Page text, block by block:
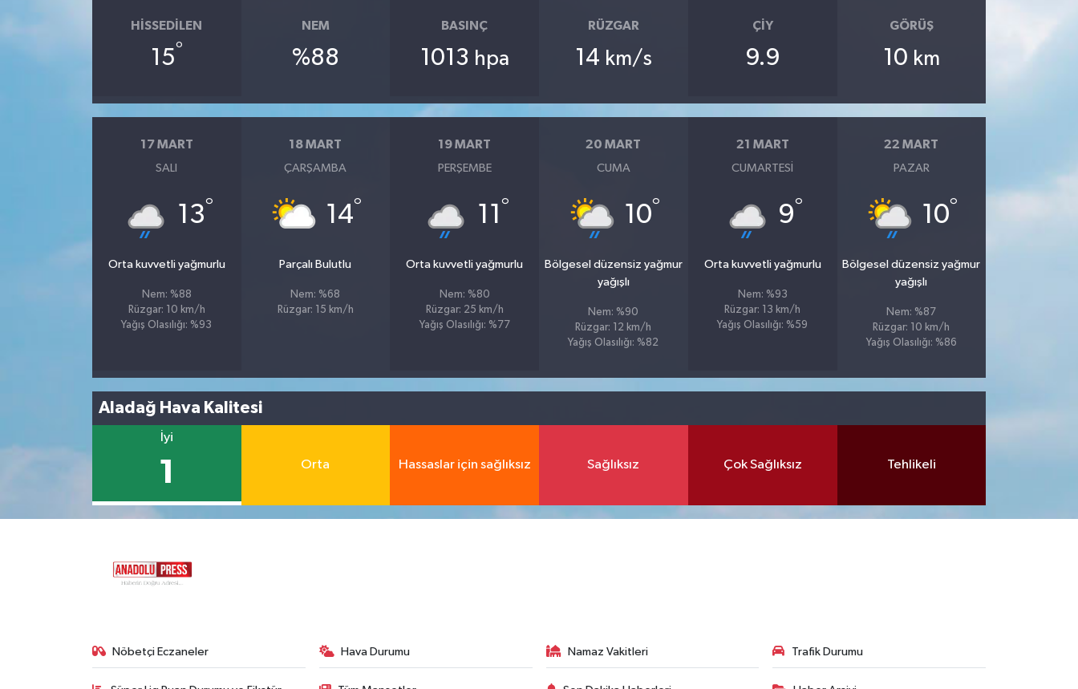
HISSEDILEN
15°
NEM
%88
BASINÇ
1013 hpa
RÜZGAR
14 km/s
ÇIY
9.9
GÖRÜŞ
10 km
17 MART
SALI
13°
Orta kuvvetli yağmurlu
Nem: %88
Rüzgar: 10 km/h
Yağış Olasılığı: %93
18 MART
ÇARŞAMBA
14°
Parçalı Bulutlu
Nem: %68
Rüzgar: 15 km/h
19 MART
PERŞEMBE
11 °
Orta kuvvetli yağmurlu
Nem: %80
Rüzgar: 25 km/h
Yağış Olasılığı: %77
20 MART
CUMA
10°
Bölgesel düzensiz yağmur
yağışlı
Nem: %90
Rüzgar: 12 km/h
Yağış Olasılığı: %82
21 MART
CUMARTESI
9°
Orta kuvvetli yağmurlu
Nem: %93
Rüzgar: 13 km/h
Yağış Olasılığı: %59
22 MART
PAZAR
10°
Bölgesel düzensiz yağmur
yağışlı
Nem: %87
Rüzgar: 10 km/h
Yağış Olasılığı: %86
Aladağ Hava Kalitesi
İyi
1 Orta Hassaslar için sağlıksız Sağlıksız Çok Sağlıksız Tehlikeli
Nöbetçi Eczaneler Hava Durumu Namaz Vakitleri Trafik Durumu